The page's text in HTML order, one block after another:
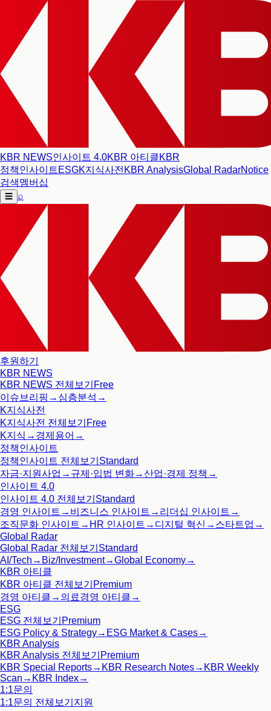
KBR NEWS인사이트 4.0KBR 아티클KBR
정책인사이트 ESGK지식사전 KBR AnalysisGlobal RadarNotice
검색멤버십
☰ ⌕
후원하기
KBR NEWS
KBR NEWS 전체보기 Free
이슈브리핑 → 심층분석 →
K지식사전
K지식사전 전체보기 Free
K지식 → 경제용어 →
정책인사이트
정책인사이트 전체보기 Standard
자금·지원사업 → 규제·입법 변화→산업·경제 정책 →
인사이트 4.0
인사이트 4.0 전체보기 Standard
경영 인사이트 → 비즈니스 인사이트 → 리더십 인사이트 →
조직문화 인사이트 → HR 인사이트 → 디지털 혁신 → 스타트업 →
Global Radar
Global Radar 전체보기 Standard
AI/Tech → Biz/Investment→Global Economy→
KBR 아티클
KBR 아티클 전체보기 Premium
경영 아티클 → 의료경영 아티클 →
ESG
ESG 전체보기 Premium
ESG Policy & Strategy→ ESG Market & Cases→
KBR Analysis
KBR Analysis 전체보기 Premium
KBR Special Reports→ KBR Research Notes→ KBR Weekly
Scan → KBR Index→
1:1문의
1:1문의 전체보기 지원